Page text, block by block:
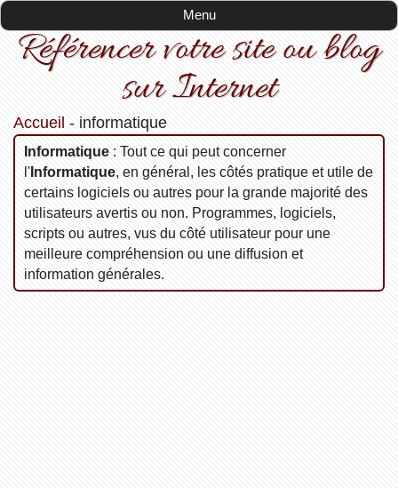
Menu
Référencer votre site ou blog
sur Internet
Accueil - informatique
informatique: Tout ce qui peut concerner
l'Informatique, en général, les côtés pratique et utile de
certains logiciels ou autres pour la grande majorité des
utilisateurs avertis ou non. Programmes, logiciels,
scripts ou autres, vus du côté utilisateur pour une
meilleure compréhension ou une diffusion et
information générales.